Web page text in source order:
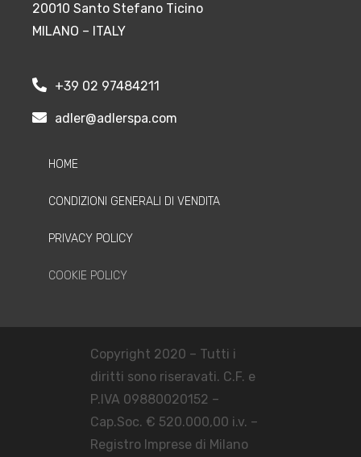
20010 Santo Stefano Ticino
MILANO – ITALY
+39 02 97484211
adler@adlerspa.com
HOME
CONDIZIONI GENERALI DI VENDITA
PRIVACY POLICY
COOKIE POLICY
Copyright 2020 – Tutti i
diritti sono riseravati. C.F. e
P.IVA 09880020152 –
Cap.Soc. € 520.000,00 i.v. –
Registro Imprese di Milano